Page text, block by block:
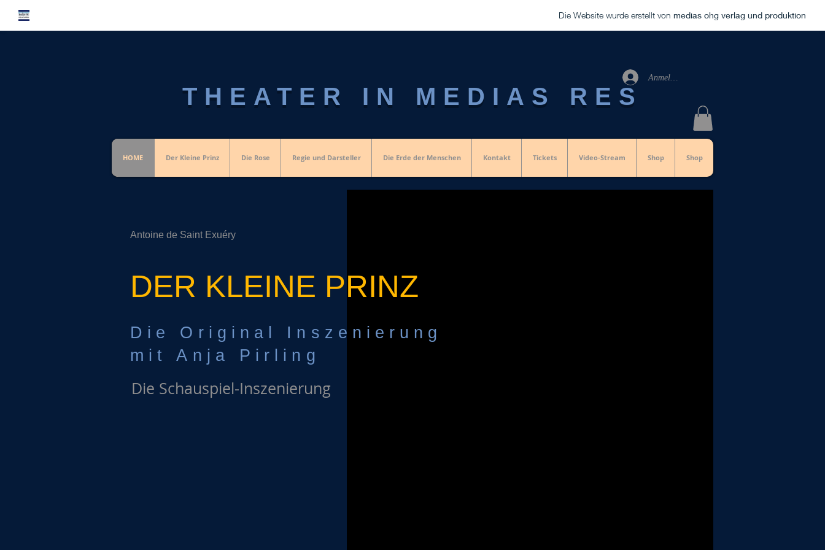
Die Website wurde erstellt von medias ohg verlag und produktion
THEATER IN MEDIAS RES
Anmelden
HOME Der Kleine Prinz Die Rose Regie und Darsteller Die Erde der Menschen Kontakt Tickets Video-Stream Shop Shop
Antoine de Saint Exuéry
Die Original Inszenierung
mit Anja Pirling​
Die Schauspiel-Inszenierung
DER KLEINE PRINZ